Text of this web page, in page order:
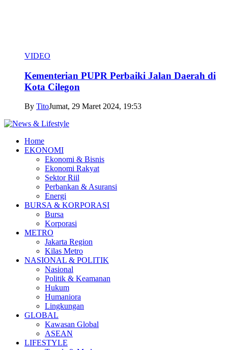
VIDEO
Kementerian PUPR Perbaiki Jalan Daerah di
Kota Cilegon
By TitoJumat, 29 Maret 2024, 19:53
Home
EKONOMI
Ekonomi & Bisnis
Ekonomi Rakyat
Sektor Riil
Perbankan & Asuransi
Energi
BURSA & KORPORASI
Bursa
Korporasi
METRO
Jakarta Region
Kilas Metro
NASIONAL & POLITIK
Nasional
Politik & Keamanan
Hukum
Humaniora
Lingkungan
GLOBAL
Kawasan Global
ASEAN
LIFESTYLE